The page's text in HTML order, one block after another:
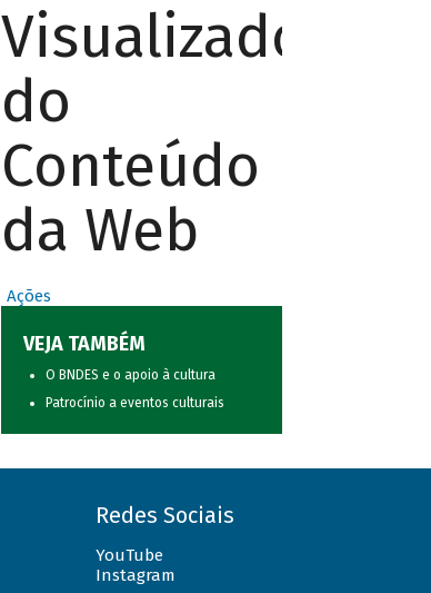
Visualizador
do
Conteúdo
da Web
Ações
VEJA TAMBÉM
O BNDES e o apoio à cultura
Patrocínio a eventos culturais
Redes Sociais
YouTube
Instagram